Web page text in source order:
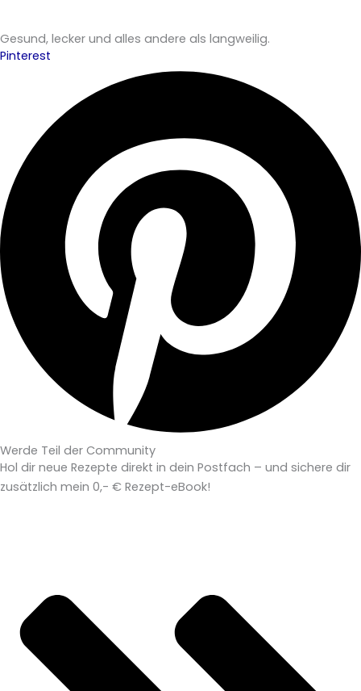
Gesund, lecker und alles andere als langweilig.
Pinterest
Werde Teil der Community
Hol dir neue Rezepte direkt in dein Postfach – und sichere dir
zusätzlich mein 0,- € Rezept-eBook!